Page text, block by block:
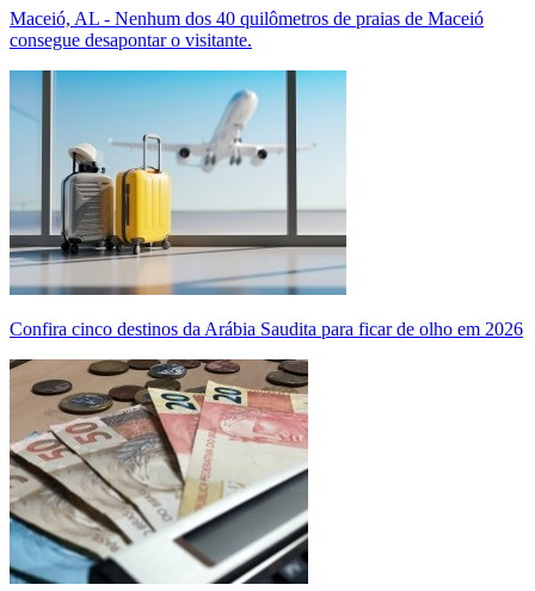
Maceió, AL - Nenhum dos 40 quilômetros de praias de Maceió
consegue desapontar o visitante.
Confira cinco destinos da Arábia Saudita para ficar de olho em 2026